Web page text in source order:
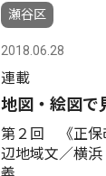
瀬谷区
2018.06.28
連載
地図・絵図で
第２回 《正保
辺地域文／横